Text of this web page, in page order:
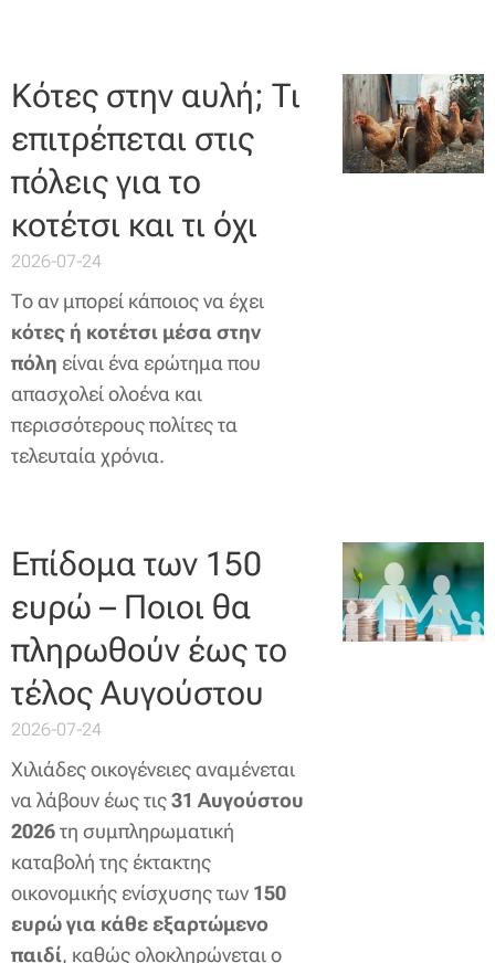
Κότες στην αυλή; Τι
επιτρέπεται στις
πόλεις για το
κοτέτσι και τι όχι
2026-07-24
Το αν μπορεί κάποιος να έχει
κότες ή κοτέτσι μέσα στην
πόλη είναι ένα ερώτημα που
απασχολεί ολοένα και
περισσότερους πολίτες τα
τελευταία χρόνια.
Επίδομα των 150
ευρώ – Ποιοι θα
πληρωθούν έως το
τέλος Αυγούστου
2026-07-24
Χιλιάδες οικογένειες αναμένεται
να λάβουν έως τις31 Αυγούστου
2026τη συμπληρωματική
καταβολή της έκτακτης
οικονομικής ενίσχυσης των 150
ευρώ για κάθε εξαρτώμενο
παιδί, καθώς ολοκληρώνεται ο